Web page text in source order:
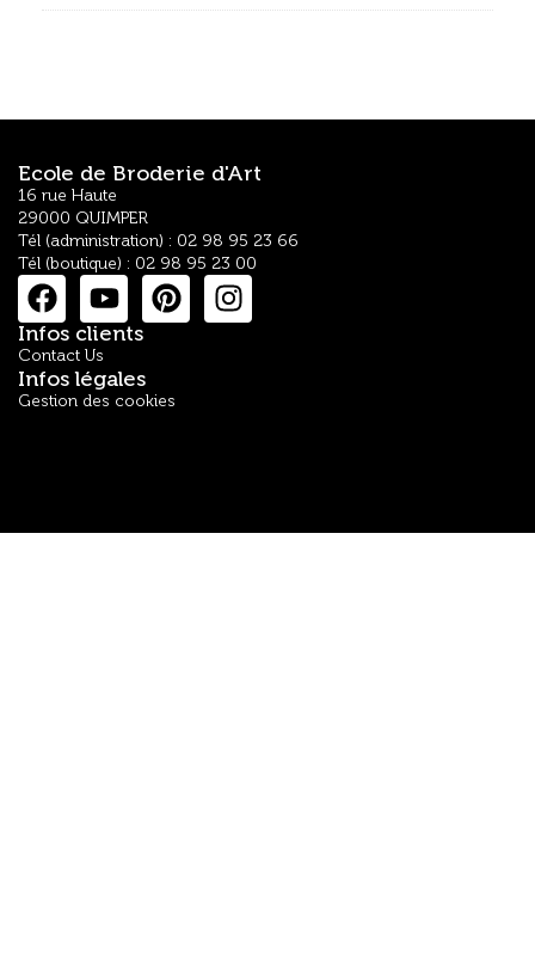
Ecole de Broderie d'Art
16 rue Haute
29000 QUIMPER
Tél (administration) : 02 98 95 23 66
Tél (boutique) : 02 98 95 23 00
Infos clients
Contact Us
Infos légales
Gestion des cookies